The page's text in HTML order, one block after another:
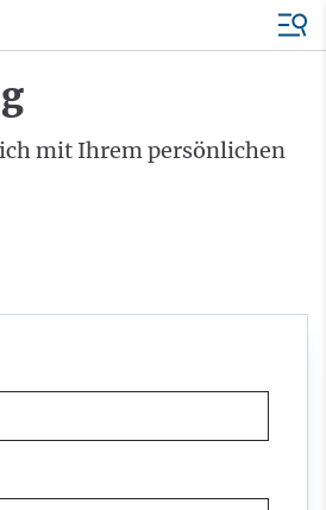
mit Ihrem persönlichen